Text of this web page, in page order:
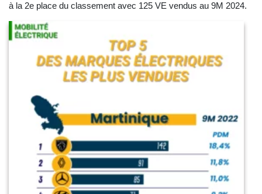
à la 2e place du classement avec 125 VE vendus au 9M 2024.